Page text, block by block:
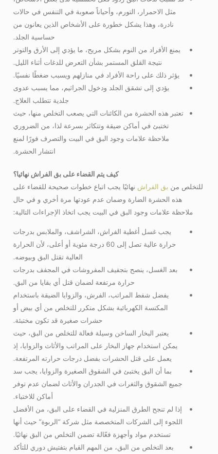
مثل الاحمرار، التورم، وأحياناً صعوبة في التنفس في حالات
نادرة، وهذا يشكل خطورة على الأشخاص الذين يعانون من
حساسية الجلد.
يمنع الأفراد من النوم بشكل مريح، ما يؤدي إلى الأرق والتوتر
نتيجة القلق المستمر بشأن التعرض للدغات أثناء الليل.
يؤثر ذلك على راحة الأفراد في منازلهم ويسبب ضغطًا نفسيًا.
يؤدي إلى تشقق الجلد ودخول الجراثيم، مما يسبب عدوى
جلدية تتطلب العلاج.
تعتبر هذه الحشرة من الكائنات التي يصعب التخلص منها، حيث
تختبئ في أماكن ضيقة وتتكاثر بسرعة لذا، من الضروري
ملاحظة علامات وجود البق في البيت والتصرف فورًا لمنع
انتشار الحشرة.
كيف يتم القضاء على بق الفراش نهائيا؟
للتخلص من بق الفراش نهائيًا يجب اتباع خطوات صحيحة للقضاء على
هذه الحشرة الضارة وضمان عدم عودتها مرة أخري و في حال
ملاحظة علامات وجود البق في البيت يجب اتخاذ الإجراءات التالية:
يجب غسل أغطية الفراش، الشراشف، والملابس بدرجات
حرارة عالية تصل إلى 60 درجة مئوية أو أعلى، لأن الحرارة
العالية تقتل البق وبيوضه.
بعد الغسل، ينصح بتجفيف المفروشات في المجفف بدرجات
حرارة مرتفعة لضمان قتل أي بقايا من البق.
يفضل شفط المراتب، الفرش، والزوايا الضيقة باستخدام
المكنسة الكهربائية بشكل متكرر للتخلص من أي بيض أو
حشرات صغيرة قد تكون مختبئة.
يعتبر البخار الساخن وسيلة فعالة للتخلص من البق، حيث
يمكن استخدام جهاز البخار على المراتب والأثاث والزوايا، إذ
يعمل على قتل الحشرات بفضل درجات حرارته المرتفعة.
بما أن البق يختبئ في الشقوق الصغيرة والزوايا، يجب سد
جميع الشقوق والثغرات في الجدران والأثاث لضمان عدم توفر
أماكن للاختباء.
إذا لم تنجح الطرق المنزلية في القضاء على البق، من الأفضل
اللجوء إلى الشركات المتخصصة مثل شركة “الربوة” حيث أنها
تستخدم مواد وأجهزة فعّالة تضمن التخلص من البق نهائيًا.
بعد التخلص من البق، من المهم القيام بتفتيش دوري للتأكد